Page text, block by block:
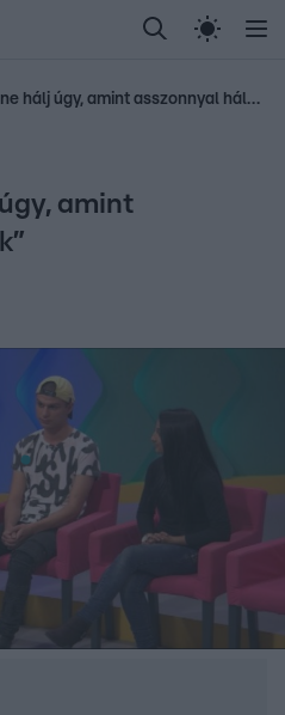
Randi Celeb vagyok,
Most Wanted Gallusz
„Férfiúval ne hálj úgy, amint asszonnyal hálnak”
amint